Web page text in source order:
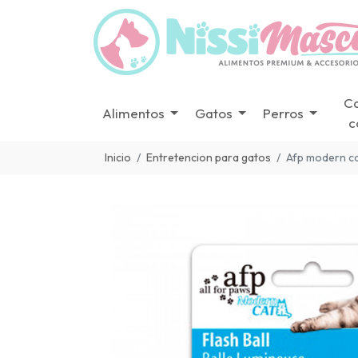
Alimentos Gatos Perros
Inicio Entretencion para gatos Afp modern